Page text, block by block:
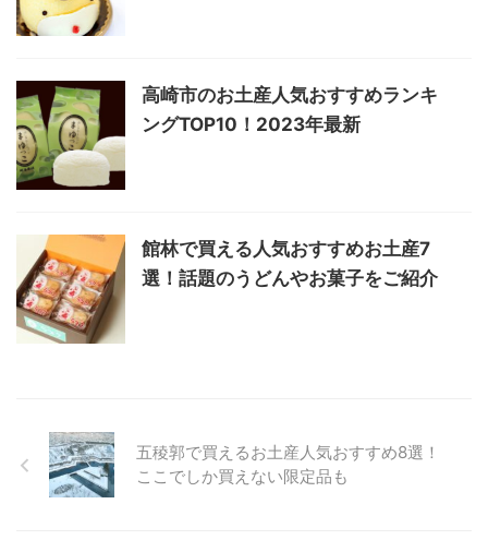
高崎市のお土産人気おすすめランキ
ングTOP10！2023年最新
館林で買える人気おすすめお土産7
選！話題のうどんやお菓子をご紹介
五稜郭で買えるお土産人気おすすめ8選！
ここでしか買えない限定品も